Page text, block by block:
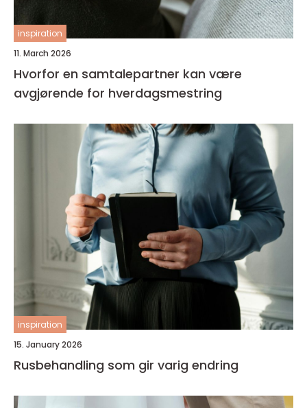
inspiration
11. March 2026
Hvorfor en samtalepartner kan være
avgjørende for hverdagsmestring
inspiration
15. January 2026
Rusbehandling som gir varig endring